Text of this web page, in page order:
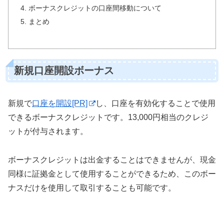
ボーナスクレジットの口座間移動について
まとめ
新規口座開設ボーナス
新規で口座を開設[PR]
し、口座を有効化することで使用
できるボーナスクレジットです。13,000円相当のクレジ
ットが付与されます。
ボーナスクレジットは出金することはできませんが、現金
同様に証拠金として使用することができるため、このボー
ナスだけを使用して取引することも可能です。